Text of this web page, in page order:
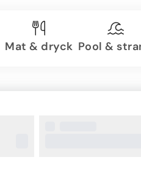
Mat & dryck Pool &